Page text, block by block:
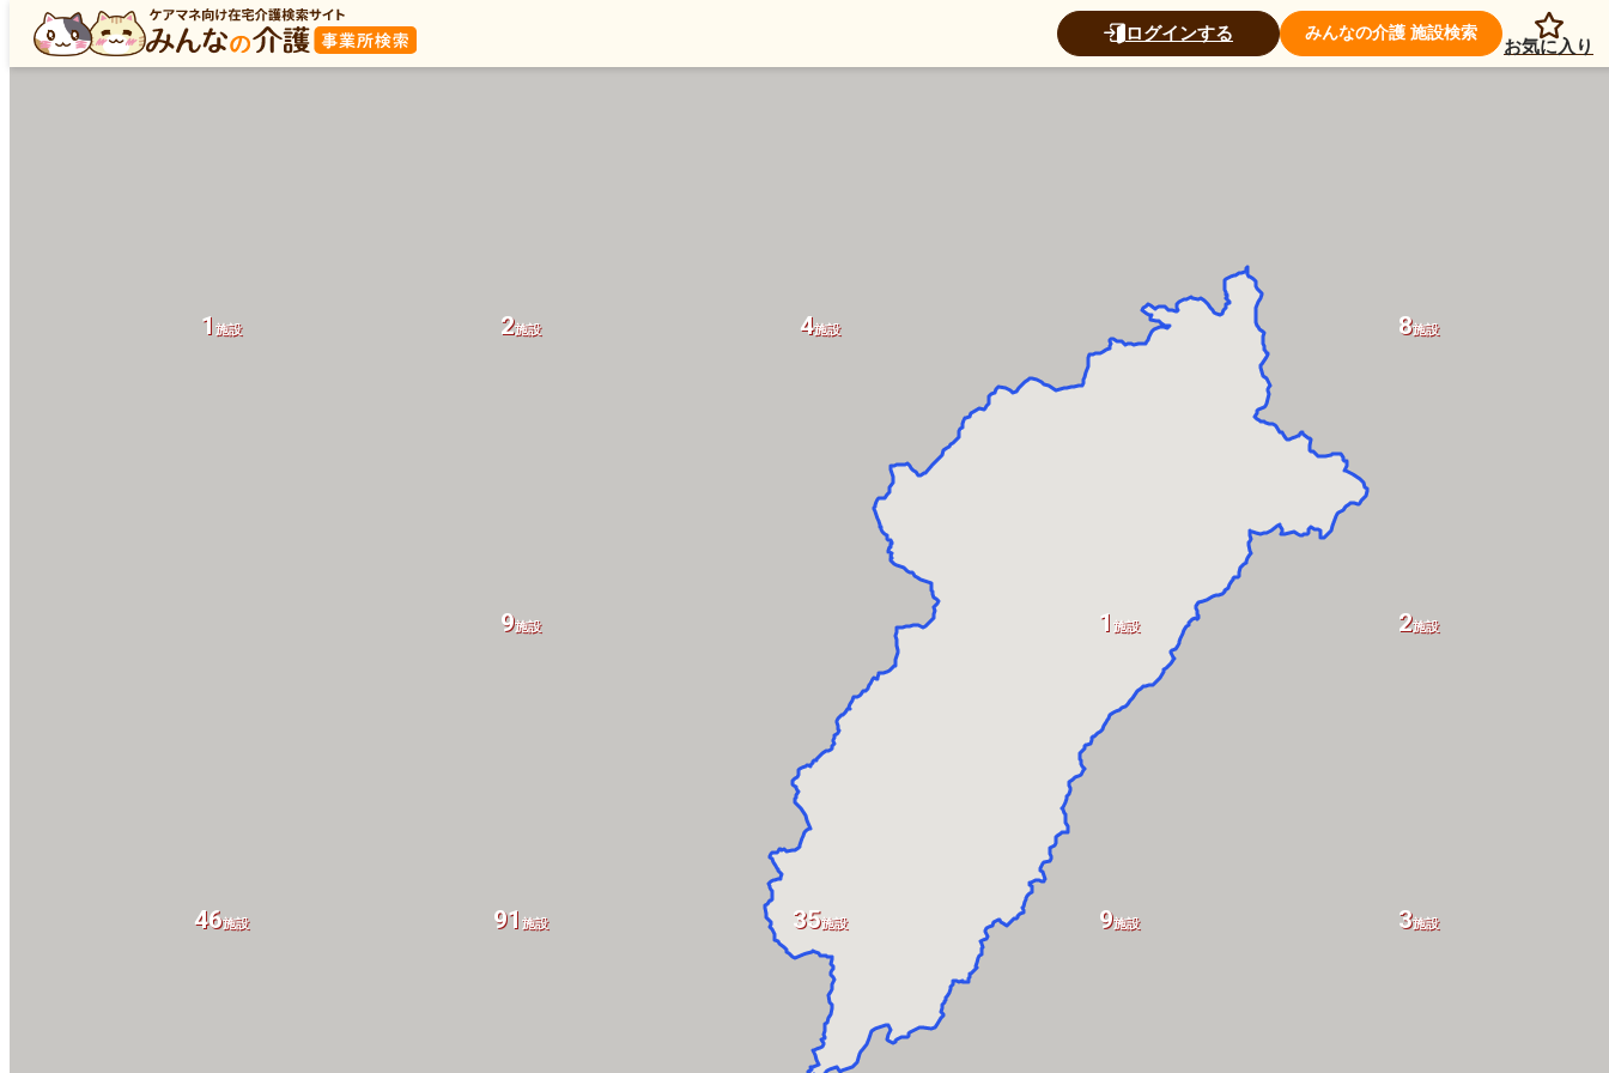
ログインする みんなの介護 施設検索
お気に入り
46施設 91 施設 35施設 9施設 3施設
9施設 1 施設 2施設
1 施設 2施設 4施設 8施設
1施設 4施設